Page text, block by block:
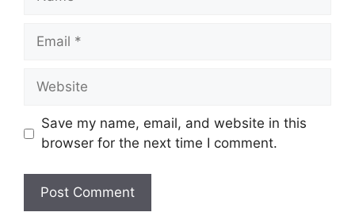
Email
Website
Save my name, email, and website in this
browser for the next time I comment.